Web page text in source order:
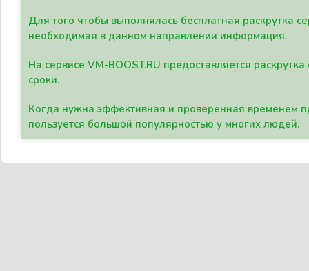
Для того чтобы выполнялась бесплатная раскрутка
необходимая в данном направлении информация.
На сервисе VM-BOOST.RU предоставляется
сроки.
Когда нужна эффективная и проверенная временем
пользуется большой популярностью у многих людей.